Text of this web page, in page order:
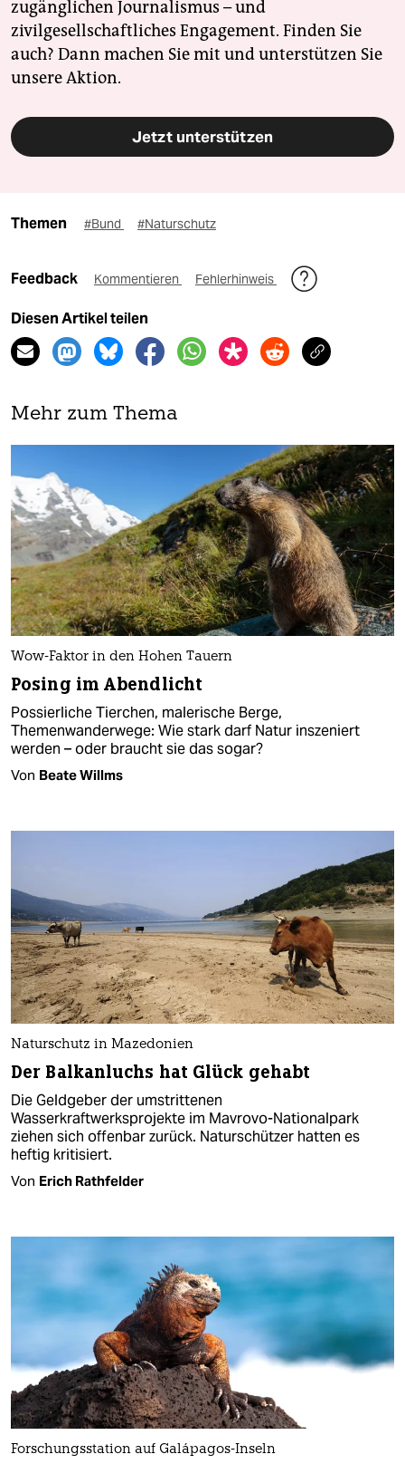
zugänglichen Journalismus – und
zivilgesellschaftliches Engagement. Finden Sie
auch? Dann machen Sie mit und unterstützen Sie
unsere Aktion.
Jetzt unterstützen
Themen #Bund #Naturschutz
Feedback Kommentieren Fehlerhinweis
Diesen Artikel teilen
Mehr zum Thema
Wow-Faktor in den Hohen Tauern
Posing im Abendlicht
Possierliche Tierchen, malerische Berge,
Themenwanderwege: Wie stark darf Natur inszeniert
werden – oder braucht sie das sogar?
Von Beate Willms
Naturschutz in Mazedonien
Der Balkanluchs hat Glück gehabt
Die Geldgeber der umstrittenen
Wasserkraftwerksprojekte im Mavrovo-Nationalpark
ziehen sich offenbar zurück. Naturschützer hatten es
heftig kritisiert.
Von Erich Rathfelder
Forschungsstation auf Galápagos-Inseln